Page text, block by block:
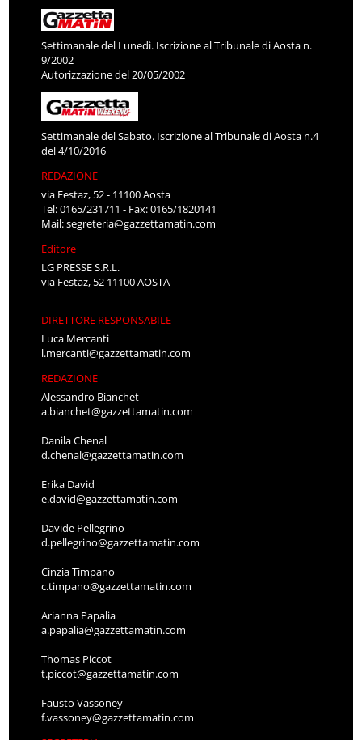
Settimanale del Lunedì. Iscrizione al Tribunale di Aosta n.
9/2002
Autorizzazione del 20/05/2002
Settimanale del Sabato. Iscrizione al Tribunale di Aosta n.4
del 4/10/2016
REDAZIONE
via Festaz, 52 - 11100 Aosta
Tel: 0165/231711 - Fax: 0165/1820141
Mail:segreteria@gazzettamatin.com
Editore
LG PRESSE S.R.L.
via Festaz, 52 11100 AOSTA
DIRETTORE RESPONSABILE
Luca Mercanti
l.mercanti@gazzettamatin.com
REDAZIONE
Alessandro Bianchet
a.bianchet@gazzettamatin.com
Danila Chenal
d.chenal@gazzettamatin.com
Erika David
e.david@gazzettamatin.com
Davide Pellegrino
d.pellegrino@gazzettamatin.com
Cinzia Timpano
c.timpano@gazzettamatin.com
Arianna Papalia
a.papalia@gazzettamatin.com
Thomas Piccot
t.piccot@gazzettamatin.com
Fausto Vassoney
f.vassoney@gazzettamatin.com